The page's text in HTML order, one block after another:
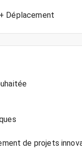
de projets